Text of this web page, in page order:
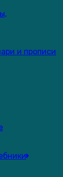
и прописи